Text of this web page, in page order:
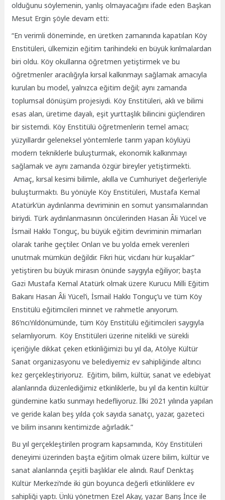
olduğunu söylemenin, yanlış olmayacağını ifade eden Başkan
Mesut Ergin şöyle devam etti:
“En verimli döneminde, en üretken zamanında kapatılan Köy
Enstitüleri, ülkemizin eğitim tarihindeki en büyük kırılmalardan
biri oldu. Köy okullarına öğretmen yetiştirmek ve bu
öğretmenler aracılığıyla kırsal kalkınmayı sağlamak amacıyla
kurulan bu model, yalnızca eğitim değil; aynı zamanda
toplumsal dönüşüm projesiydi. Köy Enstitüleri, aklı ve bilimi
esas alan, üretime dayalı, eşit yurttaşlık bilincini güçlendiren
bir sistemdi. Köy Enstitülü öğretmenlerin temel amacı;
yüzyıllardır geleneksel yöntemlerle tarım yapan köylüyü
modern tekniklerle buluşturmak, ekonomik kalkınmayı
sağlamak ve aynı zamanda özgür bireyler yetiştirmekti.
Amaç, kırsal kesimi bilimle, akılla ve Cumhuriyet değerleriyle
buluşturmaktı. Bu yönüyle Köy Enstitüleri, Mustafa Kemal
Atatürk’ün aydınlanma devriminin en somut yansımalarından
biriydi. Türk aydınlanmasının öncülerinden Hasan Âli Yücel ve
İsmail Hakkı Tonguç, bu büyük eğitim devriminin mimarları
olarak tarihe geçtiler. Onları ve bu yolda emek verenleri
unutmak mümkün değildir. Fikri hür, vicdanı hür kuşaklar”
yetiştiren bu büyük mirasın önünde saygıyla eğiliyor; başta
Gazi Mustafa Kemal Atatürk olmak üzere Kurucu Milli Eğitim
Bakanı Hasan Âli Yücel’i, İsmail Hakkı Tonguç’u ve tüm Köy
Enstitülü eğitimcileri minnet ve rahmetle anıyorum.
86’ncıYıldönümünde, tüm Köy Enstitülü eğitimcileri saygıyla
selamlıyorum. Köy Enstitüleri üzerine nitelikli ve sürekli
içeriğiyle dikkat çeken etkinliğimizi bu yıl da, Atölye Kültür
Sanat organizasyonu ve belediyemiz ev sahipliğinde altıncı
kez gerçekleştiriyoruz. Eğitim, bilim, kültür, sanat ve edebiyat
alanlarında düzenlediğimiz etkinliklerle, bu yıl da kentin kültür
gündemine katkı sunmayı hedefliyoruz. İlki 2021 yılında yapılan
ve geride kalan beş yılda çok sayıda sanatçı, yazar, gazeteci
ve bilim insanını kentimizde ağırladık.”
Bu yıl gerçekleştirilen program kapsamında, Köy Enstitüleri
deneyimi üzerinden başta eğitim olmak üzere bilim, kültür ve
sanat alanlarında çeşitli başlıklar ele alındı. Rauf Denktaş
Kültür Merkezi’nde iki gün boyunca değerli etkinliklere ev
sahipliği yaptı. Ünlü yönetmen Ezel Akay, yazar Barış İnce ile